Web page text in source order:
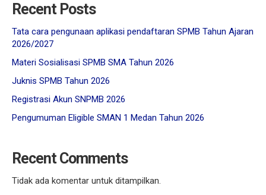
Recent Posts
Tata cara pengunaan aplikasi pendaftaran SPMB Tahun Ajaran
2026/2027
Materi Sosialisasi SPMB SMA Tahun 2026
Juknis SPMB Tahun 2026
Registrasi Akun SNPMB 2026
Pengumuman Eligible SMAN 1 Medan Tahun 2026
Recent Comments
Tidak ada komentar untuk ditampilkan.